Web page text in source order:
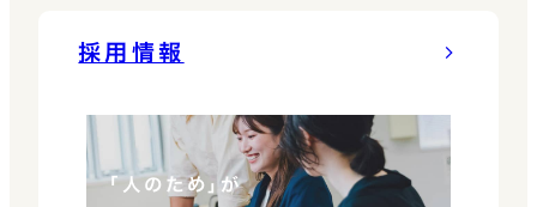
採用情報
「人のため」が